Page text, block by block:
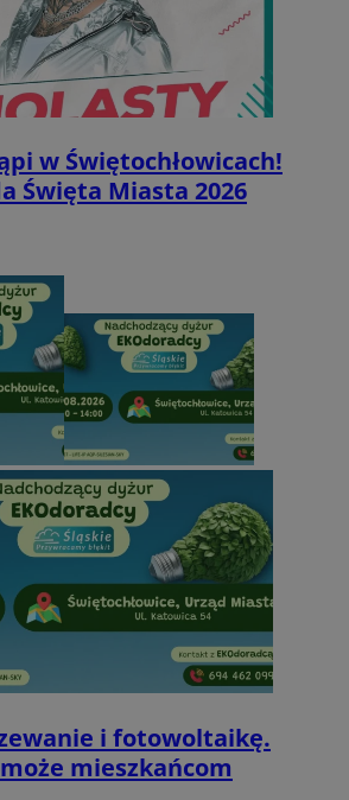
w Świętochłowicach!
Święta Miasta 2026
i fotowoltaikę.
mieszkańcom